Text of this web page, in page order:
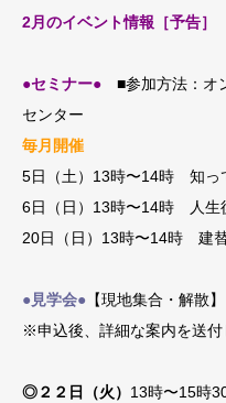
2月のイベント情報［予告］
●セミナー● ■参加方法：オ
センター
毎月開催
5日（土）13時〜14時 知っ
6日（日）13時〜14時 人生
20日（日）13時〜14時 建
●見学会● 【現地集合・解散】
※申込後、詳細な案内を送付
◎２２日（火） 13時〜15時